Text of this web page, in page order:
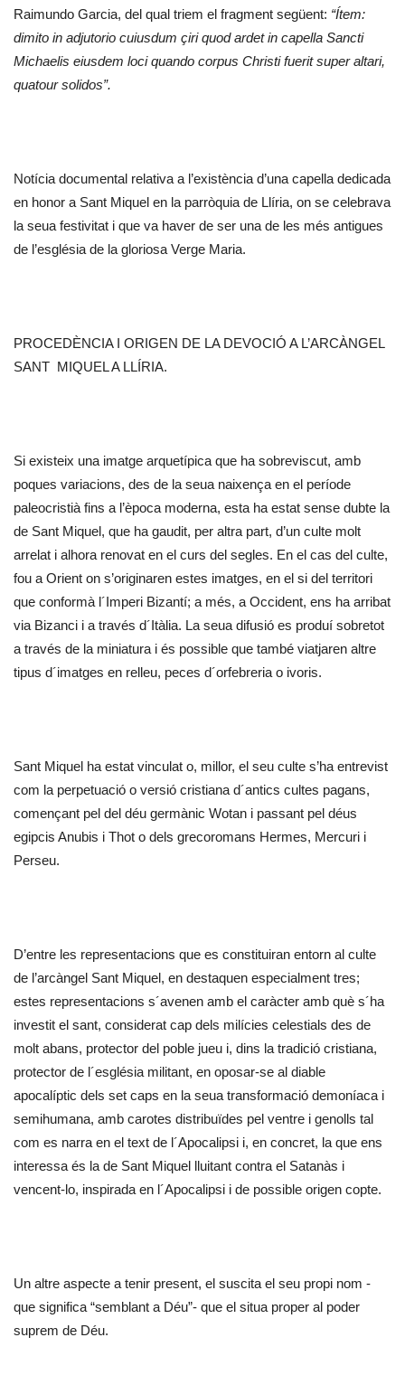
Raimundo Garcia, del qual triem el fragment següent: “Ítem:
dimito in adjutorio cuiusdum çiri quod ardet in capella Sancti
Michaelis eiusdem loci quando corpus Christi fuerit super altari,
quatour solidos”.
Notícia documental relativa a l’existència d’una capella dedicada
en honor a Sant Miquel en la parròquia de Llíria, on se celebrava
la seua festivitat i que va haver de ser una de les més antigues
de l’església de la gloriosa Verge Maria.
PROCEDÈNCIA I ORIGEN DE LA DEVOCIÓ A L’ARCÀNGEL
SANT MIQUEL A LLÍRIA.
Si existeix una imatge arquetípica que ha sobreviscut, amb
poques variacions, des de la seua naixença en el període
paleocristià fins a l’època moderna, esta ha estat sense dubte la
de Sant Miquel, que ha gaudit, per altra part, d’un culte molt
arrelat i alhora renovat en el curs del segles. En el cas del culte,
fou a Orient on s’originaren estes imatges, en el si del territori
que conformà l´Imperi Bizantí; a més, a Occident, ens ha arribat
via Bizanci i a través d´Itàlia. La seua difusió es produí sobretot
a través de la miniatura i és possible que també viatjaren altre
tipus d´imatges en relleu, peces d´orfebreria o ivoris.
Sant Miquel ha estat vinculat o, millor, el seu culte s’ha entrevist
com la perpetuació o versió cristiana d´antics cultes pagans,
començant pel del déu germànic Wotan i passant pel déus
egipcis Anubis i Thot o dels grecoromans Hermes, Mercuri i
Perseu.
D’entre les representacions que es constituiran entorn al culte
de l’arcàngel Sant Miquel, en destaquen especialment tres;
estes representacions s´avenen amb el caràcter amb què s´ha
investit el sant, considerat cap dels milícies celestials des de
molt abans, protector del poble jueu i, dins la tradició cristiana,
protector de l´església militant, en oposar-se al diable
apocalíptic dels set caps en la seua transformació demoníaca i
semihumana, amb carotes distribuïdes pel ventre i genolls tal
com es narra en el text de l´Apocalipsi i, en concret, la que ens
interessa és la de Sant Miquel lluitant contra el Satanàs i
vencent-lo, inspirada en l´Apocalipsi i de possible origen copte.
Un altre aspecte a tenir present, el suscita el seu propi nom -
que significa “semblant a Déu”- que el situa proper al poder
suprem de Déu.